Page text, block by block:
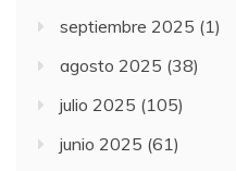
septiembre 2025 (1)
agosto 2025 (38)
julio 2025 (105)
junio 2025 (61)